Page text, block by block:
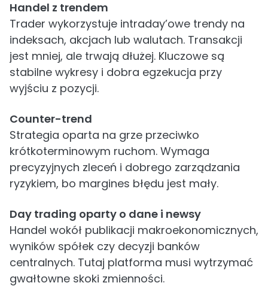
Handel z trendem
Trader wykorzystuje intraday’owe trendy na
indeksach, akcjach lub walutach. Transakcji
jest mniej, ale trwają dłużej. Kluczowe są
stabilne wykresy i dobra egzekucja przy
wyjściu z pozycji.
Counter-trend
Strategia oparta na grze przeciwko
krótkoterminowym ruchom. Wymaga
precyzyjnych zleceń i dobrego zarządzania
ryzykiem, bo margines błędu jest mały.
Day trading oparty o dane i newsy
Handel wokół publikacji makroekonomicznych,
wyników spółek czy decyzji banków
centralnych. Tutaj platforma musi wytrzymać
gwałtowne skoki zmienności.